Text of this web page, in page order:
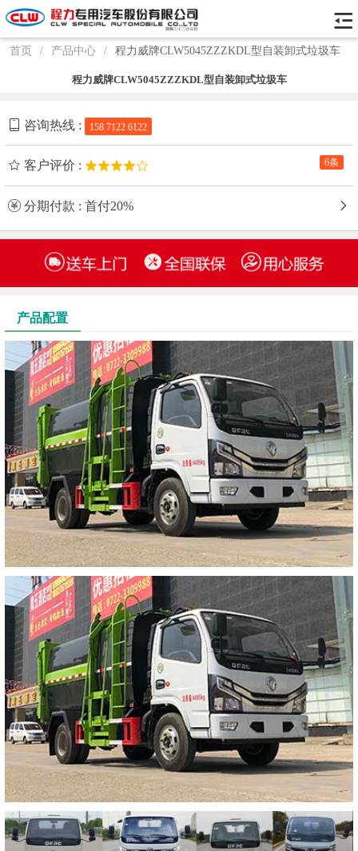
首页 / 产品中心 / 程力威牌CLW5045ZZZKDL型自装卸式垃圾车
程力威牌CLW5045ZZZKDL型自装卸式垃圾车
咨询热线 : 158 7122 6122
6条
客户评价 :
分期付款 : 首付20%
产品配置